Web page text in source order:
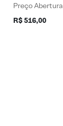
Preço Abertura
R$ 516,00